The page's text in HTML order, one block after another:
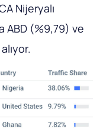
Nijeryalı
ABD (%9,79) ve